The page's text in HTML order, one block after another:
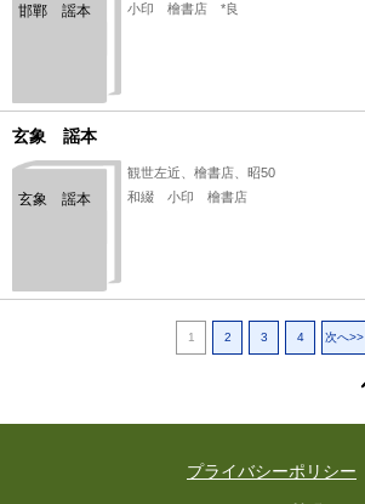
邯鄲 謡本
小印 檜書店 *良
玄象 謡本
玄象 謡本
観世左近、檜書店、昭50
和綴 小印 檜書店
1 2 3 4 次へ>>
プライバシーポリシー